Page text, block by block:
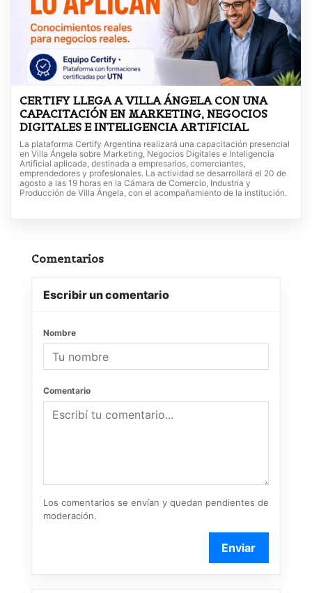
CERTIFY LLEGA A VILLA ÁNGELA CON UNA
CAPACITACIÓN EN MARKETING, NEGOCIOS
DIGITALES E INTELIGENCIA ARTIFICIAL
La plataforma Certify Argentina realizará una capacitación presencial
en Villa Ángela sobre Marketing, Negocios Digitales e Inteligencia
Artificial aplicada, destinada a empresarios, comerciantes,
emprendedores y profesionales. La actividad se desarrollará el 20 de
agosto a las 19 horas en la Cámara de Comercio, Industria y
Producción de Villa Ángela, con el acompañamiento de la institución.
Comentarios
Escribir un comentario
Nombre
Comentario
Los comentarios se envían y quedan pendientes de
moderación.
Enviar